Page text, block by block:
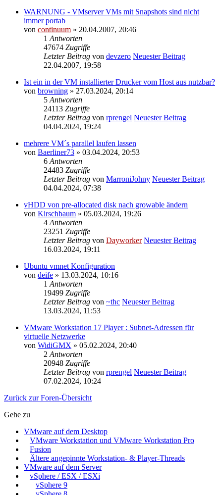
WARNUNG - VMserver VMs mit Snapshots sind nicht
immer portab
von continuum » 20.04.2007, 20:46
1 Antworten
47674 Zugriffe
Letzter Beitrag von devzero Neuester Beitrag
22.04.2007, 19:58
Ist ein in der VM installierter Drucker vom Host aus nutzbar?
von browning » 27.03.2024, 20:14
5 Antworten
24113 Zugriffe
Letzter Beitrag von rprengel Neuester Beitrag
04.04.2024, 19:24
mehrere VM´s parallel laufen lassen
von Baerliner73 » 03.04.2024, 20:53
6 Antworten
24483 Zugriffe
Letzter Beitrag von MarroniJohny Neuester Beitrag
04.04.2024, 07:38
vHDD von pre-allocated disk nach growable ändern
von Kirschbaum » 05.03.2024, 19:26
4 Antworten
23251 Zugriffe
Letzter Beitrag von Dayworker Neuester Beitrag
16.03.2024, 19:11
Ubuntu vmnet Konfiguration
von deife » 13.03.2024, 10:16
1 Antworten
19499 Zugriffe
Letzter Beitrag von ~thc Neuester Beitrag
13.03.2024, 11:53
VMware Workstation 17 Player : Subnet-Adressen für
virtuelle Netzwerke
von WidiGMX » 05.02.2024, 20:40
2 Antworten
20948 Zugriffe
Letzter Beitrag von rprengel Neuester Beitrag
07.02.2024, 10:24
Zurück zur Foren-Übersicht
Gehe zu
VMware auf dem Desktop
VMware Workstation und VMware Workstation Pro
Fusion
Ältere angepinnte Workstation- & Player-Threads
VMware auf dem Server
vSphere / ESX / ESXi
vSphere 9